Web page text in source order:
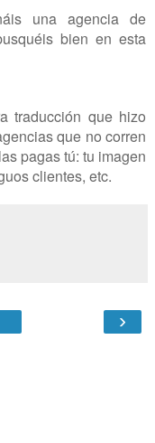
una agencia de
bien en esta
traducción que hizo
que no corren
pagas tú: tu imagen
clientes, etc.
›